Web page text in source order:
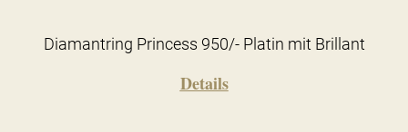
Diamantring Princess 950/- Platin mit Brillant
Details